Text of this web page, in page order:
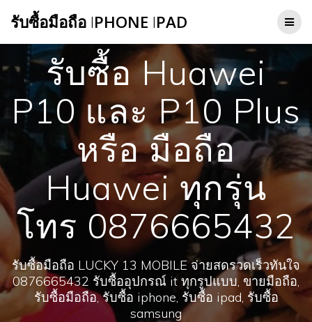
to
รับซื้อมือถือ IPHONE IPAD
รับซื้อ Huawei
P10 และ P10 Plus
หรือ มือถือ
Huawei ทุกรุ่น
โทร 0876665432
รับซื้อมือถือ LUCKY 13 MOBILE จ่ายสดรวดเร็วทันใจ
0876665432 รับซื้ออุปกรณ์ it ทุกรูปแบบ, ขายมือถือ,
รับซื้อมือถือ, รับซื้อ iphone, รับซื้อ ipad, รับซื้อ
samsung